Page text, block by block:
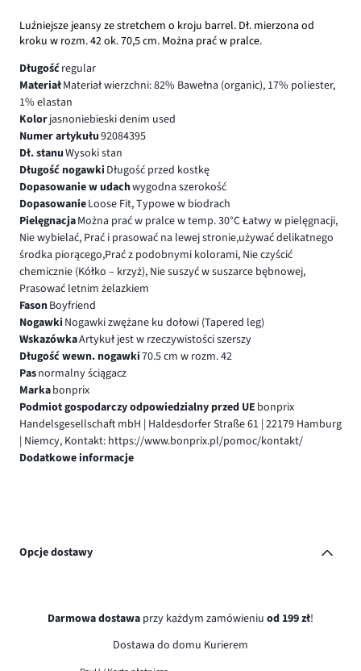
Luźniejsze jeansy ze stretchem o kroju barrel. Dł. mierzona od
kroku w rozm. 42 ok. 70,5 cm. Można prać w pralce.
Długośćregular
MateriałMateriał wierzchni: 82% Bawełna (organic), 17% poliester,
1% elastan
Kolorjasnoniebieski denim used
Numer artykułu92084395
Dł. stanuWysoki stan
Długość nogawki Długość przed kostkę
Dopasowanie w udachwygodna szerokość
DopasowanieLoose Fit, Typowe w biodrach
PielęgnacjaMożna prać w pralce w temp. 30°C Łatwy w pielęgnacji,
Nie wybielać, Prać i prasować na lewej stronie,używać delikatnego
środka piorącego,Prać z podobnymi kolorami, Nie czyścić
chemicznie (Kółko – krzyż), Nie suszyć w suszarce bębnowej,
Prasować letnim żelazkiem
FasonBoyfriend
Nogawki Nogawki zwężane ku dołowi (Tapered leg)
WskazówkaArtykuł jest w rzeczywistości szerszy
Długość wewn. nogawki70.5 cm w rozm. 42
Pasnormalny ściągacz
Markabonprix
Podmiot gospodarczy odpowiedzialny przed UE bonprix
Handelsgesellschaft mbH | Haldesdorfer Straße 61 | 22179 Hamburg
| Niemcy, Kontakt: https://www.bonprix.pl/pomoc/kontakt/
Dodatkowe informacje
Opcje dostawy
Darmowa dostawa przy każdym zamówieniu od 199 zł!
Dostawa do domu Kurierem